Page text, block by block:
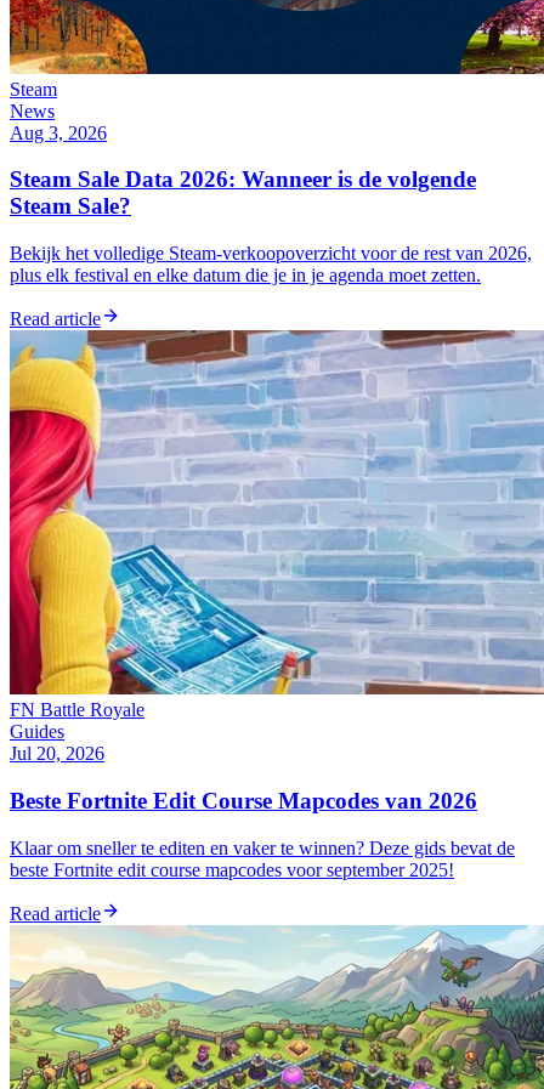
Steam
News
Aug 3, 2026
Steam Sale Data 2026: Wanneer is de volgende
Steam Sale?
Bekijk het volledige Steam-verkoopoverzicht voor de rest van 2026,
plus elk festival en elke datum die je in je agenda moet zetten.
Read article
FN Battle Royale
Guides
Jul 20, 2026
Beste Fortnite Edit Course Mapcodes van 2026
Klaar om sneller te editen en vaker te winnen? Deze gids bevat de
beste Fortnite edit course mapcodes voor september 2025!
Read article